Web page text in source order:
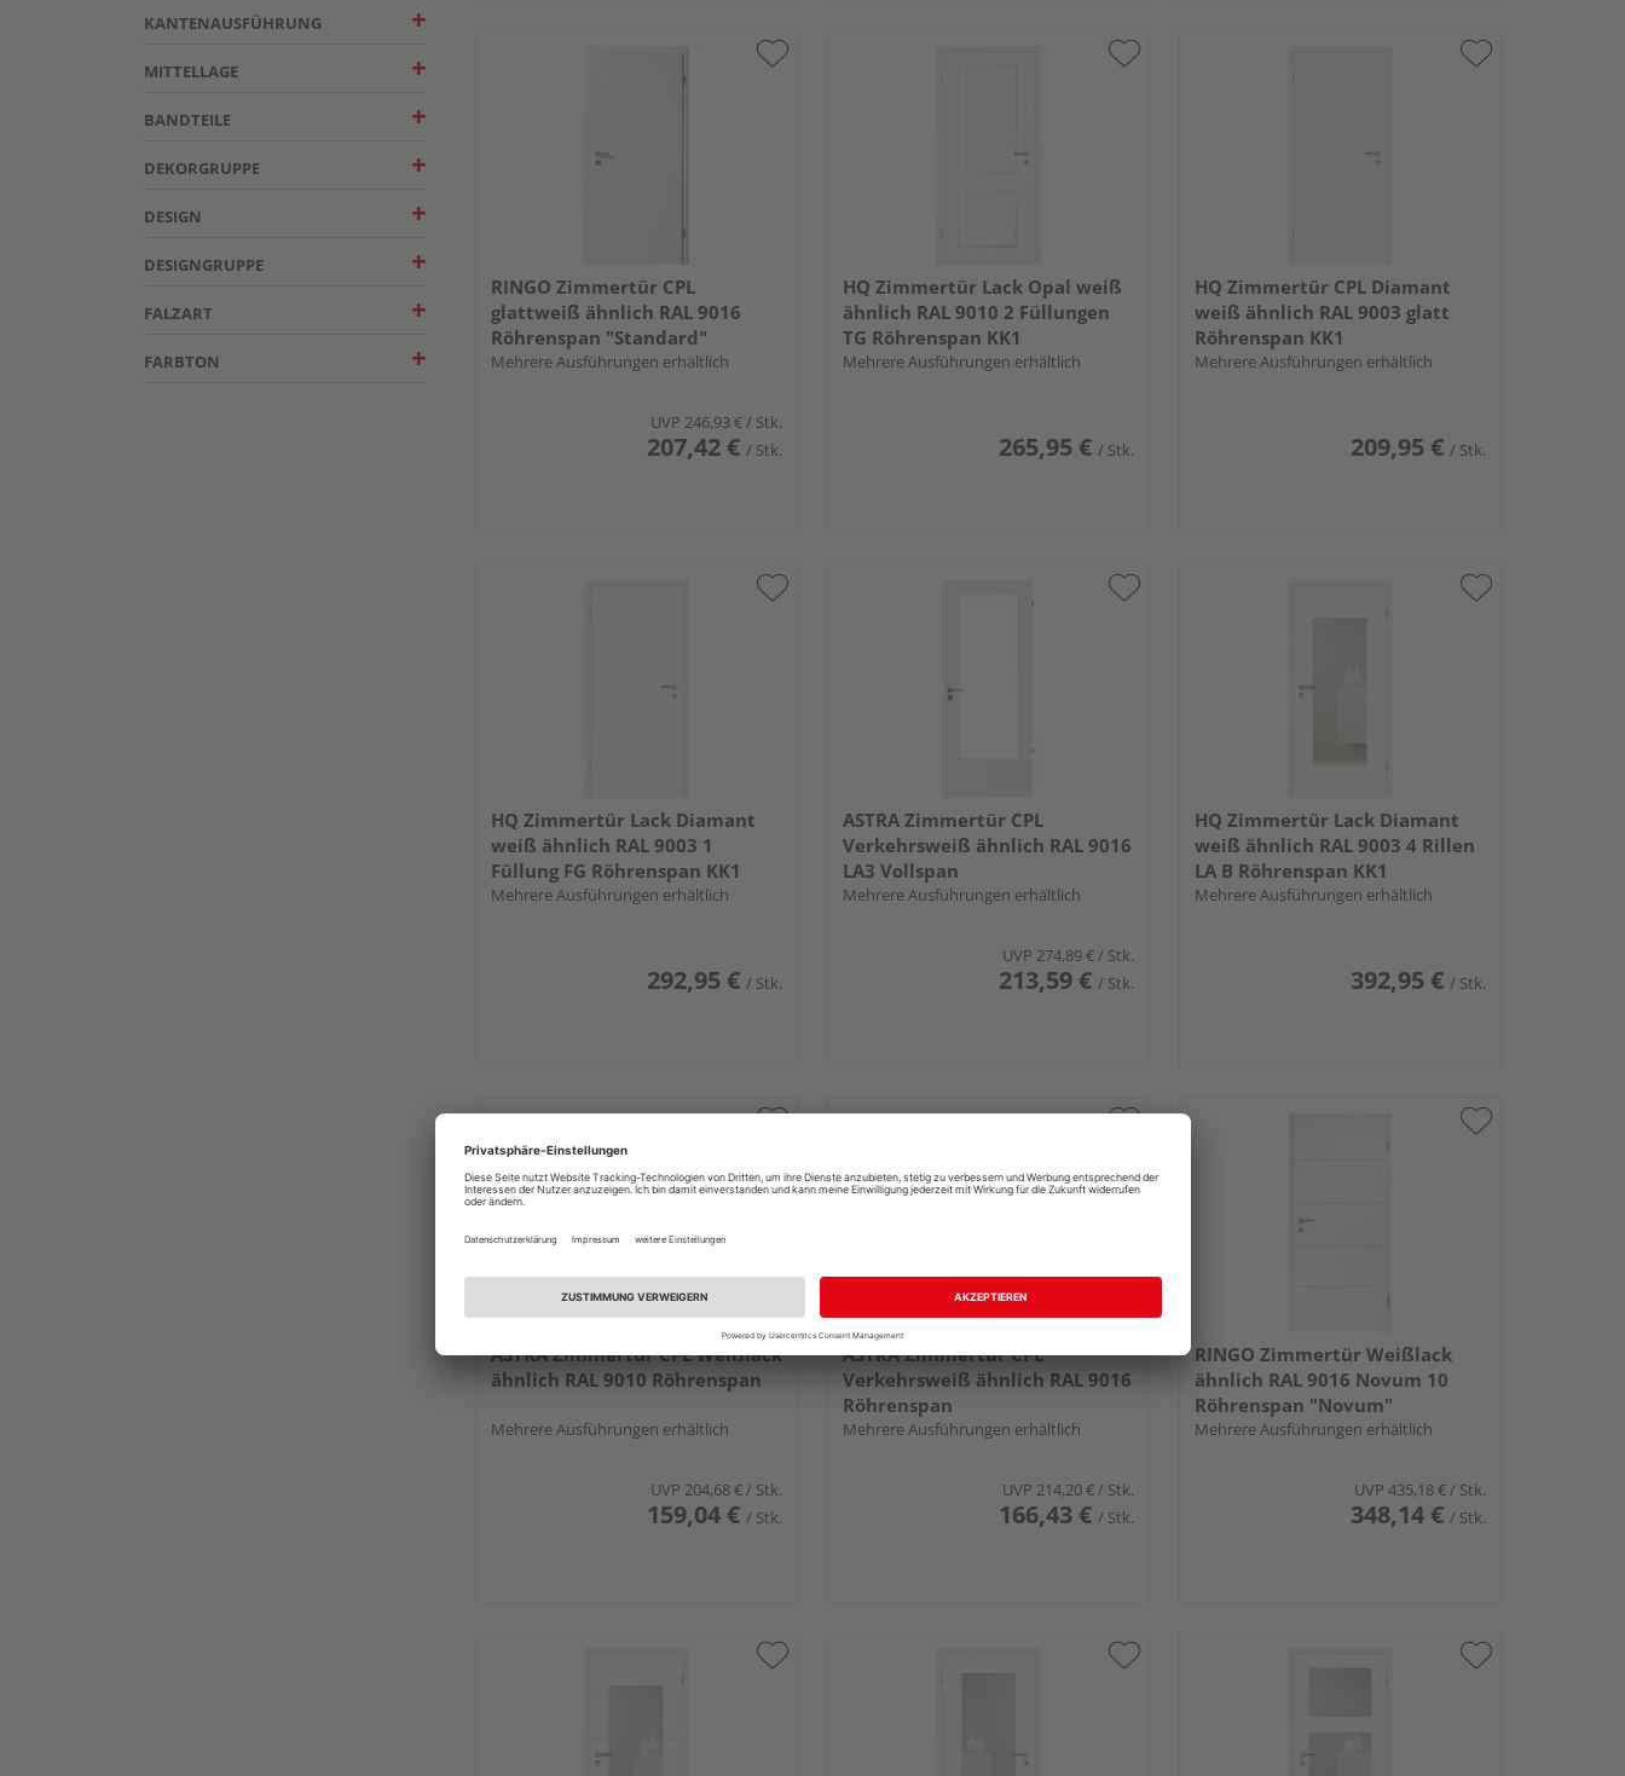
KANTENAUSFÜHRUNG
MITTELLAGE
BANDTEILE
DEKORGRUPPE
DESIGN
DESIGNGRUPPE
FALZART
FARBTON
RINGO Zimmertür CPL
glattweiß ähnlich RAL 9016
Röhrenspan "Standard"
Mehrere Ausführungen erhältlich
UVP 246,93 €/ Stk.
207,42 € / Stk.
HQ Zimmertür Lack Opal weiß
ähnlich RAL 9010 2 Füllungen
TG Röhrenspan KK1
Mehrere Ausführungen erhältlich
265,95 € / Stk.
HQ Zimmertür CPL Diamant
weiß ähnlich RAL 9003 glatt
Röhrenspan KK1
Mehrere Ausführungen erhältlich
209,95 € / Stk.
HQ Zimmertür Lack Diamant
weiß ähnlich RAL 9003 1
Füllung FG Röhrenspan KK1
Mehrere Ausführungen erhältlich
292,95 € / Stk.
ASTRA Zimmertür CPL
Verkehrsweiß ähnlich RAL 9016
LA3 Vollspan
Mehrere Ausführungen erhältlich
UVP 274,89 €/ Stk.
213,59 € / Stk.
HQ Zimmertür Lack Diamant
weiß ähnlich RAL 9003 4 Rillen
LA B Röhrenspan KK1
Mehrere Ausführungen erhältlich
392,95 € / Stk.
ASTRA Zimmertür CPL Weißlack
ähnlich RAL 9010 Röhrenspan
Mehrere Ausführungen erhältlich
UVP 204,68 € / Stk.
159,04 € / Stk.
ASTRA Zimmertür CPL
Verkehrsweiß ähnlich RAL 9016
Röhrenspan
Mehrere Ausführungen erhältlich
UVP 214,20 € / Stk.
166,43 € / Stk.
RINGO Zimmertür Weißlack
ähnlich RAL 9016 Novum 10
Röhrenspan "Novum"
Mehrere Ausführungen erhältlich
UVP 435,18 € / Stk.
348,14 € / Stk.